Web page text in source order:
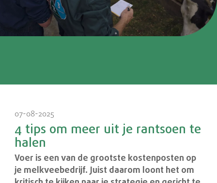
07-08-2025
4 tips om meer uit je rantsoen te
halen
Voer is een van de grootste kostenposten op
je melkveebedrijf. Juist daarom loont het om